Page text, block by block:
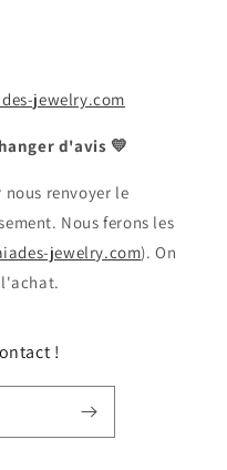
jewelry.com
d'avis 💛
nous renvoyer le
Nous ferons les
jewelry.com). On
l'achat.
!